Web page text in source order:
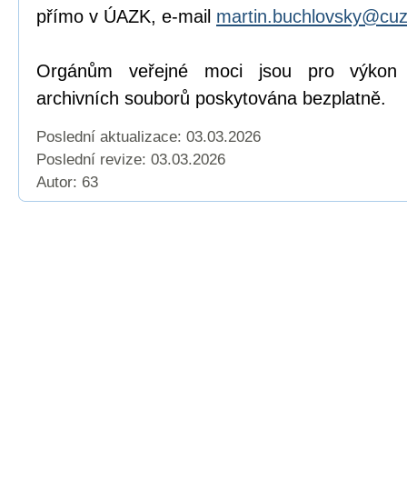
přímo v ÚAZK, e-mail
Orgánům veřejné moci jsou pro výkon
archivních souborů poskytována bezplatně.
Poslední aktualizace: 03.03.2026
Poslední revize: 03.03.2026
Autor: 63